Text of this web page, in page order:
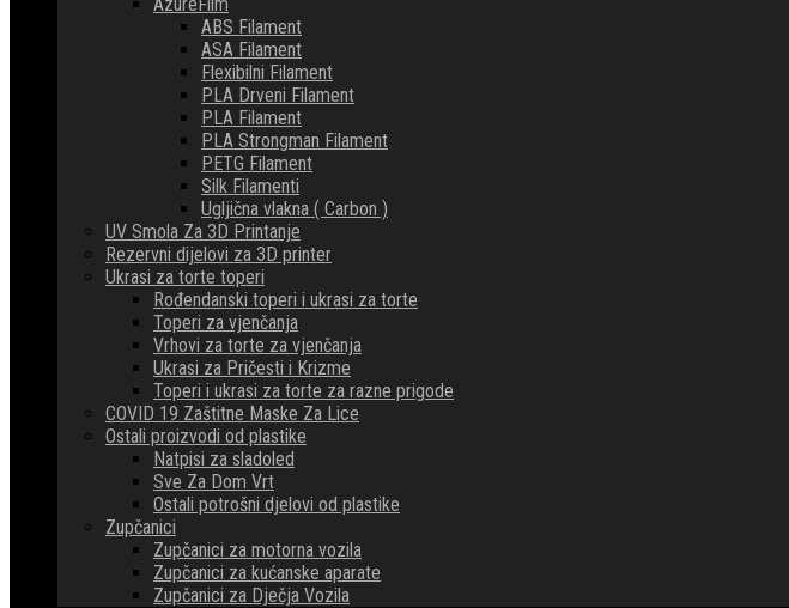
ABS Filament
ASA Filament
Flexibilni Filament
PLA Drveni Filament
PLA Filament
PLA Strongman Filament
PETG Filament
Silk Filamenti
Ugljična vlakna ( Carbon )
UV Smola Za 3D Printanje
Rezervni dijelovi za 3D printer
Ukrasi za torte toperi
Rođendanski toperi i ukrasi za torte
Toperi za vjenčanja
Vrhovi za torte za vjenčanja
Ukrasi za Pričesti i Krizme
Toperi i ukrasi za torte za razne prigode
COVID 19 Zaštitne Maske Za Lice
Ostali proizvodi od plastike
Natpisi za sladoled
Sve Za Dom Vrt
Ostali potrošni djelovi od plastike
Zupčanici
Zupčanici za motorna vozila
Zupčanici za kućanske aparate
Zupčanici za Dječja Vozila